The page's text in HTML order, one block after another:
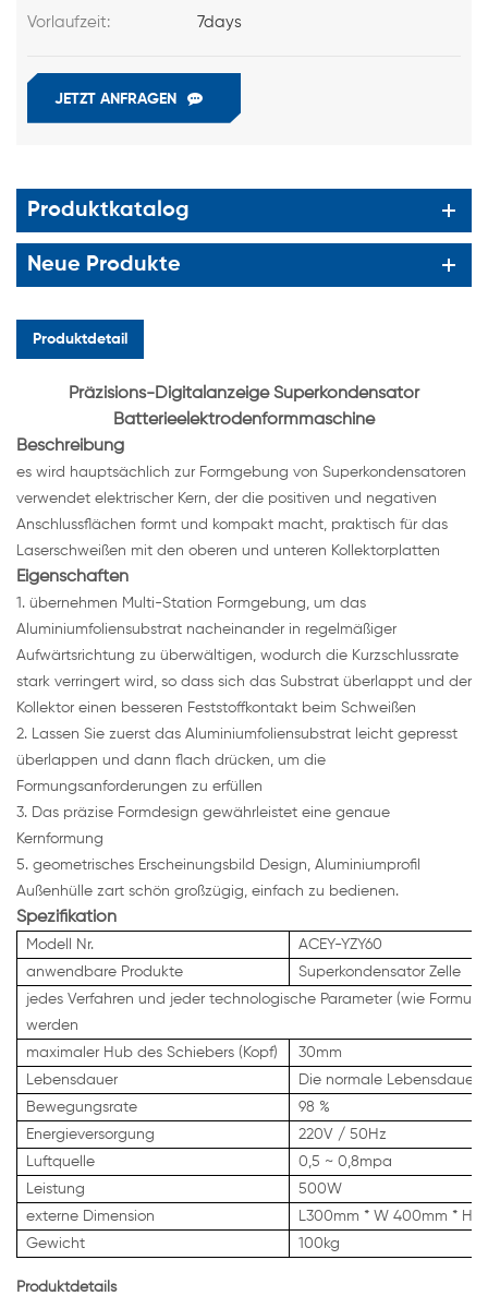
Vorlaufzeit: 7days
JETZT ANFRAGEN
Produktkatalog
Neue Produkte
Produktdetail
Präzisions-Digitalanzeige Superkondensator
Batterieelektrodenformmaschine
Beschreibung
es wird hauptsächlich zur Formgebung von Superkondensatoren
verwendet elektrischer Kern, der die positiven und negativen
Anschlussflächen formt und kompakt macht, praktisch für das
Laserschweißen mit den oberen und unteren Kollektorplatten
Eigenschaften
1. übernehmen Multi-Station Formgebung, um das
Aluminiumfoliensubstrat nacheinander in regelmäßiger
Aufwärtsrichtung zu überwältigen, wodurch die Kurzschlussrate
stark verringert wird, so dass sich das Substrat überlappt und der
Kollektor einen besseren Feststoffkontakt beim Schweißen
2. Lassen Sie zuerst das Aluminiumfoliensubstrat leicht gepresst
überlappen und dann flach drücken, um die
Formungsanforderungen zu erfüllen
3. Das präzise Formdesign gewährleistet eine genaue
Kernformung
5. geometrisches Erscheinungsbild Design, Aluminiumprofil
Außenhülle zart schön großzügig, einfach zu bedienen.
Spezifikation
Modell Nr.
ACEY-YZY60
anwendbare Produkte
Superkondensator Zelle
jedes Verfahren und jeder technologische Parameter (wie
werden
maximaler Hub des Schiebers (Kopf)
30mm
Lebensdauer
Die normale Lebensdauer
Bewegungsrate
98 %
Energieversorgung
220V / 50Hz
Luftquelle
0,5 ~ 0,8mpa
Leistung
500W
externe Dimension
L300mm * W 400mm *
Gewicht
100kg
Produktdetails